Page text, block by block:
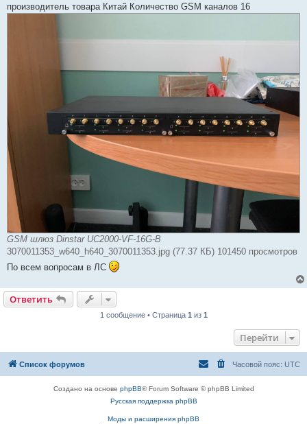
производитель товара Китай Количество GSM каналов 16
GSM шлюз Dinstar UC2000-VF-16G-B
3070011353_w640_h640_3070011353.jpg (77.37 КБ) 101450 просмотров
По всем вопросам в ЛС
Ответить
1 сообщение • Страница 1 из 1
Перейти
Список форумов Часовой пояс: UTC
Создано на основе phpBB® Forum Software © phpBB Limited
Русская поддержка phpBB
Моды и расширения phpBB